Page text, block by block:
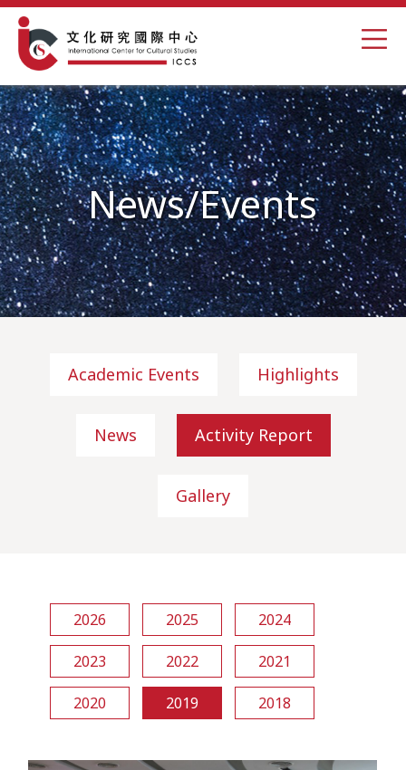
News/Events
Academic Events Highlights
News Activity Report
Gallery
2026 2025 2024
2023 2022 2021
2020 2019 2018